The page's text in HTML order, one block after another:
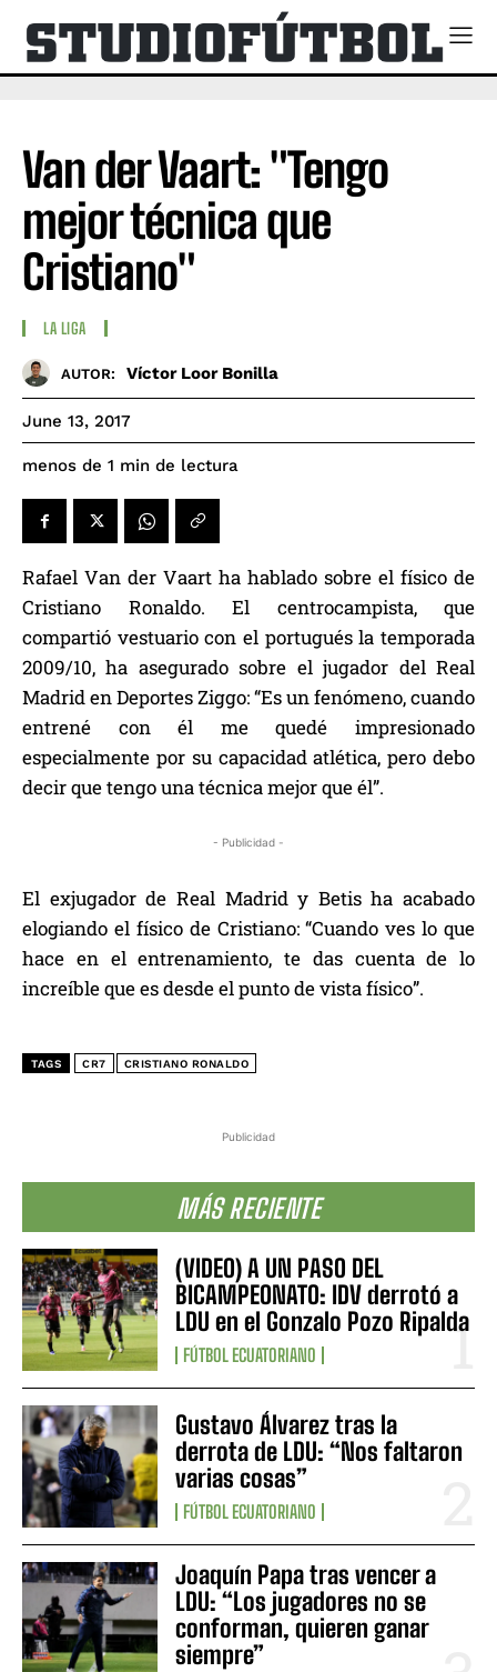
Publicidad
MÁS RECIENTE
(VIDEO) A UN PASO DEL
BICAMPEONATO: IDV derrotó a
LDU en el Gonzalo Pozo Ripalda
FÚTBOL ECUATORIANO
Gustavo Álvarez tras la
derrota de LDU: “Nos faltaron
varias cosas”
FÚTBOL ECUATORIANO
Joaquín Papa tras vencer a
LDU: “Los jugadores no se
conforman, quieren ganar
siempre”
Van der Vaart: "Tengo
mejor técnica que
Cristiano"
LA LIGA
AUTOR: Víctor Loor Bonilla
June 13, 2017
menos de 1 min de lectura
Rafael Van der Vaart ha hablado sobre el físico de
Cristiano Ronaldo. El centrocampista, que
compartió vestuario con el portugués la temporada
2009/10, ha asegurado sobre el jugador del Real
Madrid en Deportes Ziggo: “Es un fenómeno, cuando
entrené con él me quedé impresionado
especialmente por su capacidad atlética, pero debo
decir que tengo una técnica mejor que él”.
- Publicidad -
El exjugador de Real Madrid y Betis ha acabado
elogiando el físico de Cristiano: “Cuando ves lo que
hace en el entrenamiento, te das cuenta de lo
increíble que es desde el punto de vista físico”.
TAGS CR7 CRISTIANO RONALDO